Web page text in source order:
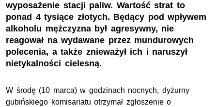
wyposażenie stacji paliw. Wartość strat to
ponad 4 tysiące złotych. Będący pod wpływem
alkoholu mężczyzna był agresywny, nie
reagował na wydawane przez mundurowych
polecenia, a także znieważył ich i naruszył
nietykalności cielesną.
W środę (10 marca) w godzinach nocnych, dyżurny
gubińskiego komisariatu otrzymał zgłoszenie o